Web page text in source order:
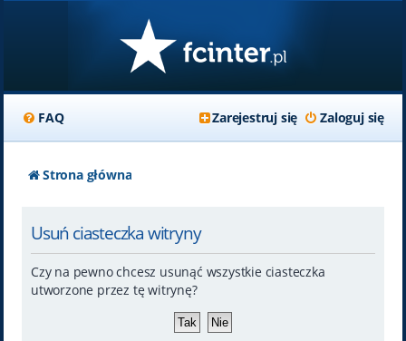
FAQ Zaloguj się
Zarejestruj się
Strona główna
Usuń ciasteczka witryny
Czy na pewno chcesz usunąć wszystkie ciasteczka
utworzone przez tę witrynę?